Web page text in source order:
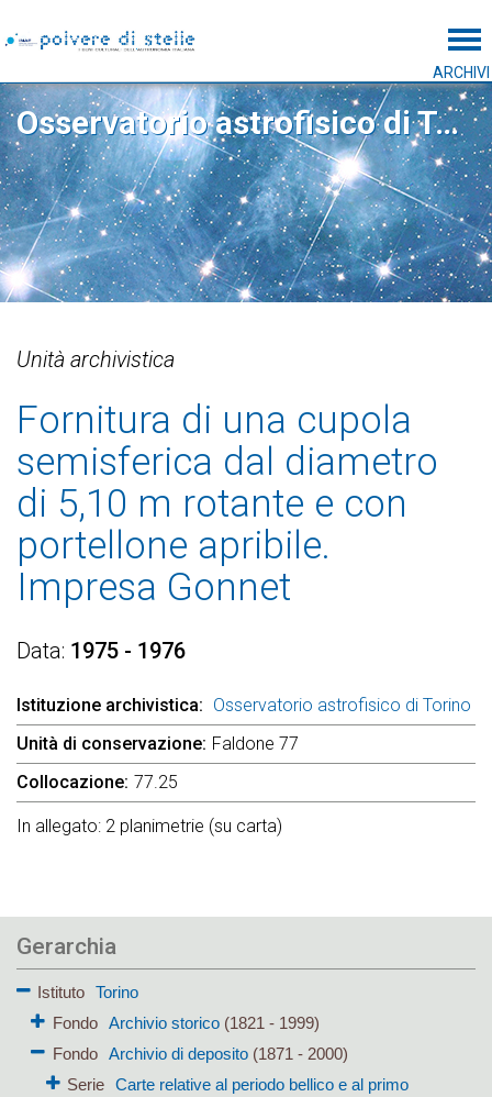
ARCHIVI
Osservatorio astrofisico di Torino
Unità archivistica
Fornitura di una cupola
semisferica dal diametro
di 5,10 m rotante e con
portellone apribile.
Impresa Gonnet
Data 1975 - 1976
Istituzione archivistica
Osservatorio astrofisico di Torino
Unità di conservazione Faldone 77
Collocazione 77.25
In allegato: 2 planimetrie (su carta)
Gerarchia
Istituto
Torino
Fondo
Archivio storico(1821 - 1999)
Fondo
Archivio di deposito(1871 - 2000)
Serie Carte relative al periodo bellico e al primo